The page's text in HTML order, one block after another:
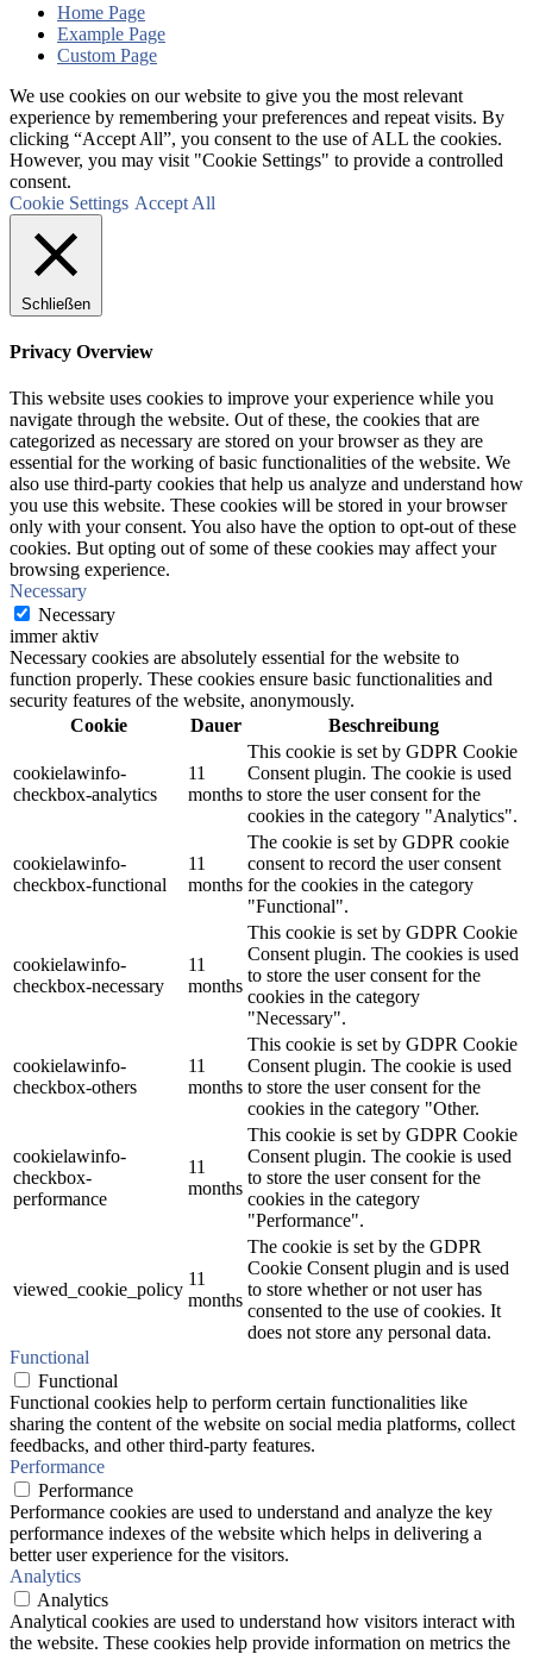
Home Page
Example Page
Custom Page
We use cookies on our website to give you the most relevant
experience by remembering your preferences and repeat visits. By
clicking “Accept All”, you consent to the use of ALL the cookies.
However, you may visit "Cookie Settings" to provide a controlled
consent.
Cookie Settings Accept All
Schließen
Privacy Overview
This website uses cookies to improve your experience while you
navigate through the website. Out of these, the cookies that are
categorized as necessary are stored on your browser as they are
essential for the working of basic functionalities of the website. We
also use third-party cookies that help us analyze and understand how
you use this website. These cookies will be stored in your browser
only with your consent. You also have the option to opt-out of these
cookies. But opting out of some of these cookies may affect your
browsing experience.
Necessary
Necessary
immer aktiv
Necessary cookies are absolutely essential for the website to
function properly. These cookies ensure basic functionalities and
security features of the website, anonymously.
Cookie
Dauer Beschreibung
cookielawinfo-
checkbox-analytics
11
months
This cookie is set by GDPR Cookie
Consent plugin. The cookie is used
to store the user consent for the
cookies in the category "Analytics".
cookielawinfo-
checkbox-functional
11
months
The cookie is set by GDPR cookie
consent to record the user consent
for the cookies in the category
"Functional".
cookielawinfo-
checkbox-necessary
11
months
This cookie is set by GDPR Cookie
Consent plugin. The cookies is used
to store the user consent for the
cookies in the category
"Necessary".
cookielawinfo-
checkbox-others
11
months
This cookie is set by GDPR Cookie
Consent plugin. The cookie is used
to store the user consent for the
cookies in the category "Other.
cookielawinfo-
checkbox-
performance
11
months
This cookie is set by GDPR Cookie
Consent plugin. The cookie is used
to store the user consent for the
cookies in the category
"Performance".
viewed_cookie_policy
11
months
The cookie is set by the GDPR
Cookie Consent plugin and is used
to store whether or not user has
consented to the use of cookies. It
does not store any personal data.
Functional
Functional
Functional cookies help to perform certain functionalities like
sharing the content of the website on social media platforms, collect
feedbacks, and other third-party features.
Performance
Performance
Performance cookies are used to understand and analyze the key
performance indexes of the website which helps in delivering a
better user experience for the visitors.
Analytics
Analytics
Analytical cookies are used to understand how visitors interact with
the website. These cookies help provide information on metrics the